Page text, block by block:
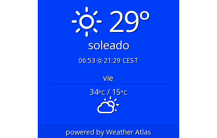
29°
soleado
06:53 21:29 CEST
vie
34°C/ 15°C
powered byWeather Atlas